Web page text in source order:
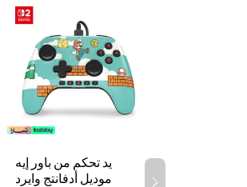
يد تحكم من باور إيه
موديل أدفانتج وايرد